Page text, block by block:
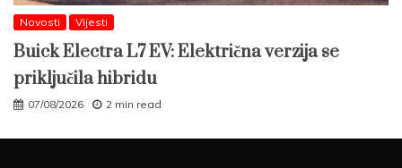
Novosti Vijesti
Buick Electra L7 EV: Električna verzija se
priključila hibridu
07/08/2026 2 min read